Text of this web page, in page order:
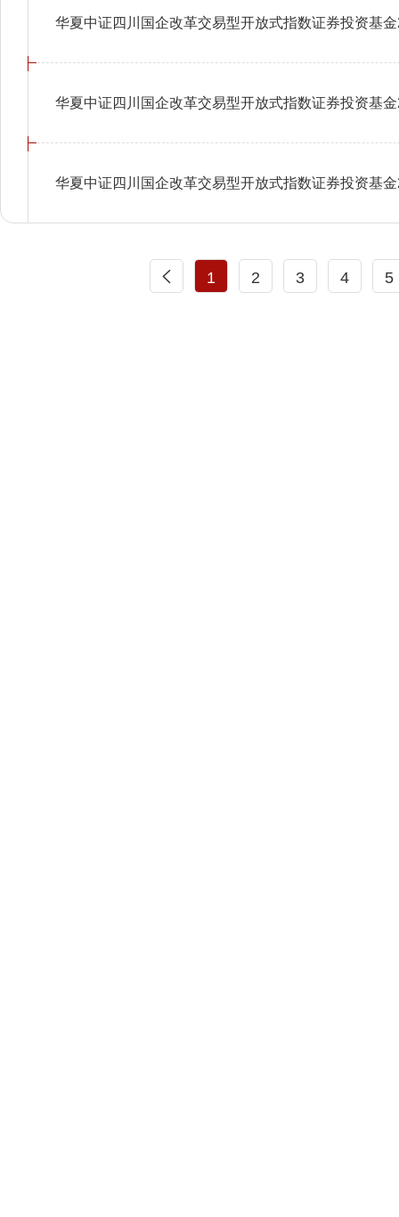
华夏中证四川国企改革交易型开放式指数证券投资基
华夏中证四川国企改革交易型开放式指数证券投资基
华夏中证四川国企改革交易型开放式指数证券投资基
1 2 3 4 5